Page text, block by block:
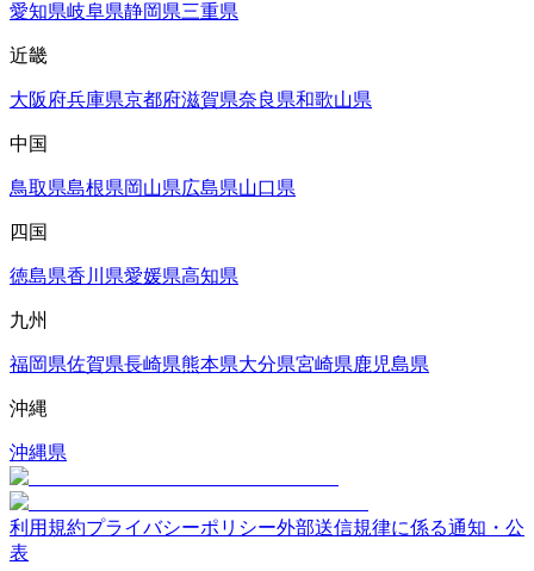
愛知県岐阜県静岡県三重県
近畿
大阪府兵庫県京都府滋賀県奈良県和歌山県
中国
鳥取県島根県岡山県広島県山口県
四国
徳島県香川県愛媛県高知県
九州
福岡県佐賀県長崎県熊本県大分県宮崎県鹿児島県
沖縄
沖縄県
利用規約プライバシーポリシー外部送信規律に係る通知・公
表